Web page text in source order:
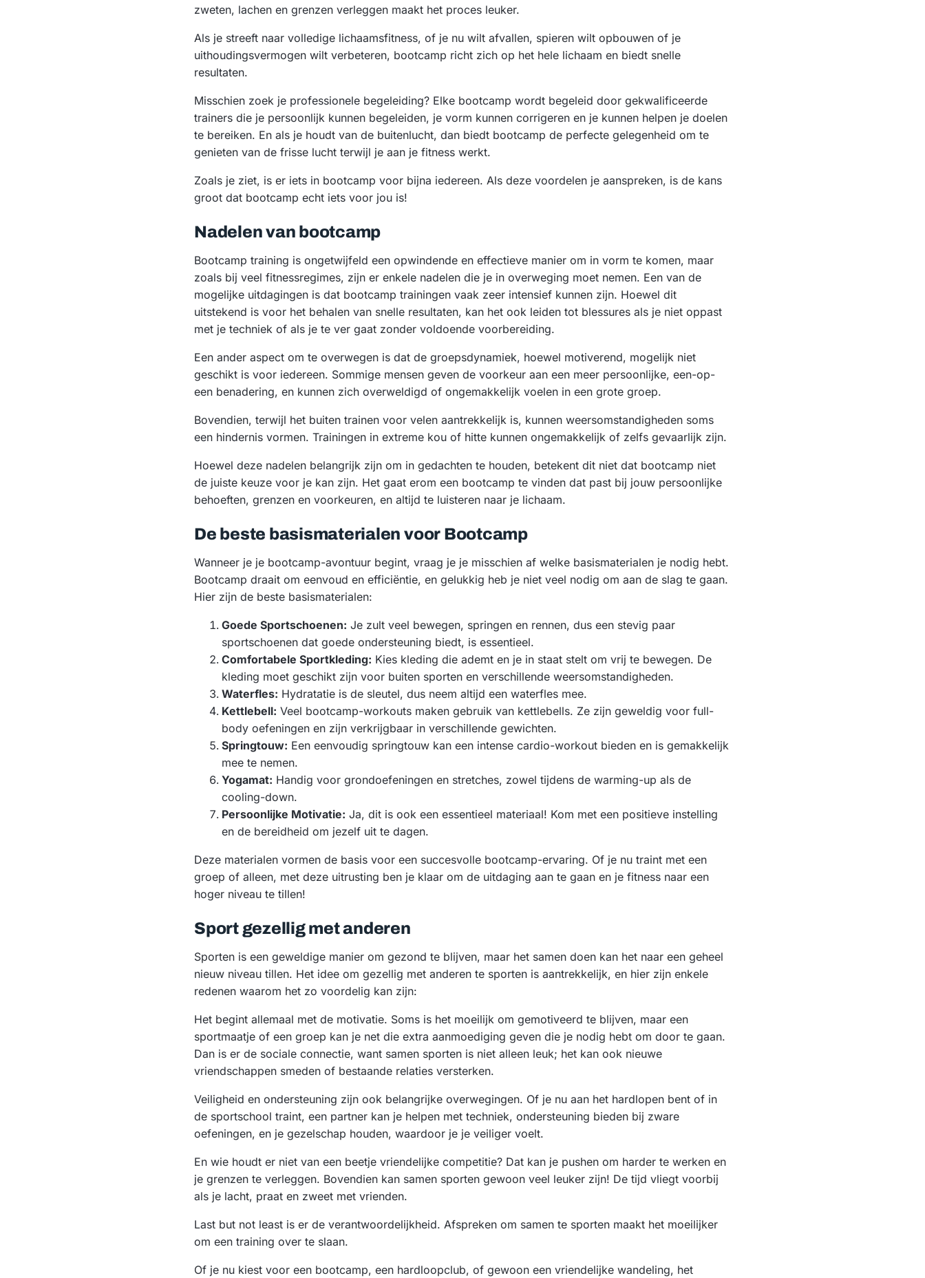
zweten, lachen en grenzen verleggen maakt het proces leuker.
Als je streeft naar volledige lichaamsfitness, of je nu wilt afvallen, spieren wilt opbouwen of je
uithoudingsvermogen wilt verbeteren, bootcamp richt zich op het hele lichaam en biedt snelle
resultaten.
Misschien zoek je professionele begeleiding? Elke bootcamp wordt begeleid door gekwalificeerde
trainers die je persoonlijk kunnen begeleiden, je vorm kunnen corrigeren en je kunnen helpen je doelen
te bereiken. En als je houdt van de buitenlucht, dan biedt bootcamp de perfecte gelegenheid om te
genieten van de frisse lucht terwijl je aan je fitness werkt.
Zoals je ziet, is er iets in bootcamp voor bijna iedereen. Als deze voordelen je aanspreken, is de kans
groot dat bootcamp echt iets voor jou is!
Nadelen van bootcamp
Bootcamp training is ongetwijfeld een opwindende en effectieve manier om in vorm te komen, maar
zoals bij veel fitnessregimes, zijn er enkele nadelen die je in overweging moet nemen. Een van de
mogelijke uitdagingen is dat bootcamp trainingen vaak zeer intensief kunnen zijn. Hoewel dit
uitstekend is voor het behalen van snelle resultaten, kan het ook leiden tot blessures als je niet oppast
met je techniek of als je te ver gaat zonder voldoende voorbereiding.
Een ander aspect om te overwegen is dat de groepsdynamiek, hoewel motiverend, mogelijk niet
geschikt is voor iedereen. Sommige mensen geven de voorkeur aan een meer persoonlijke, een-op-
een benadering, en kunnen zich overweldigd of ongemakkelijk voelen in een grote groep.
Bovendien, terwijl het buiten trainen voor velen aantrekkelijk is, kunnen weersomstandigheden soms
een hindernis vormen. Trainingen in extreme kou of hitte kunnen ongemakkelijk of zelfs gevaarlijk zijn.
Hoewel deze nadelen belangrijk zijn om in gedachten te houden, betekent dit niet dat bootcamp niet
de juiste keuze voor je kan zijn. Het gaat erom een bootcamp te vinden dat past bij jouw persoonlijke
behoeften, grenzen en voorkeuren, en altijd te luisteren naar je lichaam.
De beste basismaterialen voor Bootcamp
Wanneer je je bootcamp-avontuur begint, vraag je je misschien af welke basismaterialen je nodig hebt.
Bootcamp draait om eenvoud en efficiëntie, en gelukkig heb je niet veel nodig om aan de slag te gaan.
Hier zijn de beste basismaterialen:
Goede Sportschoenen: Je zult veel bewegen, springen en rennen, dus een stevig paar
sportschoenen dat goede ondersteuning biedt, is essentieel.
Comfortabele Sportkleding: Kies kleding die ademt en je in staat stelt om vrij te bewegen. De
kleding moet geschikt zijn voor buiten sporten en verschillende weersomstandigheden.
Waterfles: Hydratatie is de sleutel, dus neem altijd een waterfles mee.
Kettlebell: Veel bootcamp-workouts maken gebruik van kettlebells. Ze zijn geweldig voor full-
body oefeningen en zijn verkrijgbaar in verschillende gewichten.
Springtouw: Een eenvoudig springtouw kan een intense cardio-workout bieden en is gemakkelijk
mee te nemen.
Yogamat: Handig voor grondoefeningen en stretches, zowel tijdens de warming-up als de
cooling-down.
Persoonlijke Motivatie: Ja, dit is ook een essentieel materiaal! Kom met een positieve instelling
en de bereidheid om jezelf uit te dagen.
Deze materialen vormen de basis voor een succesvolle bootcamp-ervaring. Of je nu traint met een
groep of alleen, met deze uitrusting ben je klaar om de uitdaging aan te gaan en je fitness naar een
hoger niveau te tillen!
Sport gezellig met anderen
Sporten is een geweldige manier om gezond te blijven, maar het samen doen kan het naar een geheel
nieuw niveau tillen. Het idee om gezellig met anderen te sporten is aantrekkelijk, en hier zijn enkele
redenen waarom het zo voordelig kan zijn:
Het begint allemaal met de motivatie. Soms is het moeilijk om gemotiveerd te blijven, maar een
sportmaatje of een groep kan je net die extra aanmoediging geven die je nodig hebt om door te gaan.
Dan is er de sociale connectie, want samen sporten is niet alleen leuk; het kan ook nieuwe
vriendschappen smeden of bestaande relaties versterken.
Veiligheid en ondersteuning zijn ook belangrijke overwegingen. Of je nu aan het hardlopen bent of in
de sportschool traint, een partner kan je helpen met techniek, ondersteuning bieden bij zware
oefeningen, en je gezelschap houden, waardoor je je veiliger voelt.
En wie houdt er niet van een beetje vriendelijke competitie? Dat kan je pushen om harder te werken en
je grenzen te verleggen. Bovendien kan samen sporten gewoon veel leuker zijn! De tijd vliegt voorbij
als je lacht, praat en zweet met vrienden.
Last but not least is er de verantwoordelijkheid. Afspreken om samen te sporten maakt het moeilijker
om een training over te slaan.
Of je nu kiest voor een bootcamp, een hardloopclub, of gewoon een vriendelijke wandeling, het